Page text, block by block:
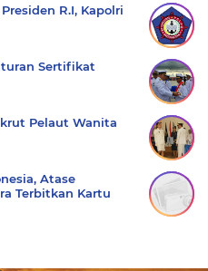
R.I, Kapolri
Sertifikat
Pelaut Wanita
Atase
Terbitkan Kartu